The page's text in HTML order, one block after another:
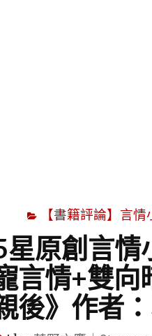
【書籍評論】言
原創言情
言情+雙向
後》作者